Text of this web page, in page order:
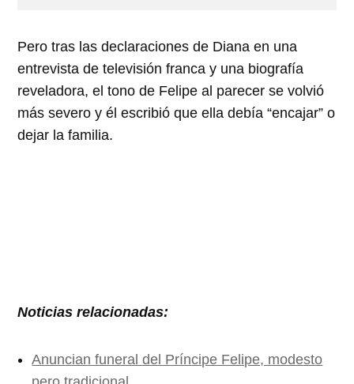
Pero tras las declaraciones de Diana en una
entrevista de televisión franca y una biografía
reveladora, el tono de Felipe al parecer se volvió
más severo y él escribió que ella debía “encajar” o
dejar la familia.
Noticias relacionadas:
Anuncian funeral del Príncipe Felipe, modesto